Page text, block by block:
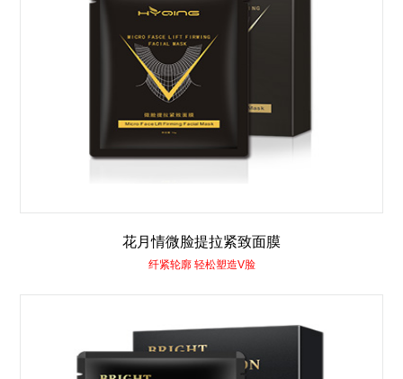
花月情微脸提拉紧致面膜
纤紧轮廓 轻松塑造V脸